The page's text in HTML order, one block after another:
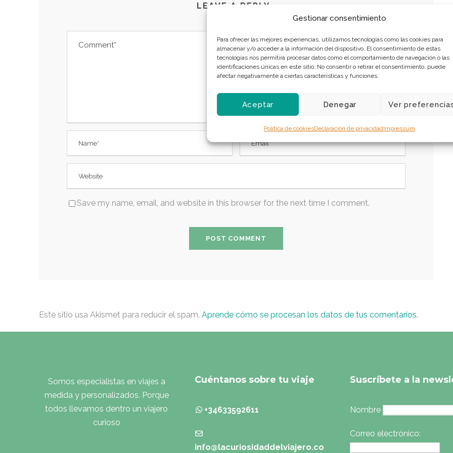
Gestionar consentimiento
Para ofrecer las mejores experiencias, utilizamos tecnologías como las cookies para
almacenar y/o acceder a la información del dispositivo. El consentimiento de estas
tecnologías nos permitirá procesar datos como el comportamiento de navegación o las
identificaciones únicas en este sitio. No consentir o retirar el consentimiento, puede
afectar negativamente a ciertas características y funciones.
Aceptar Denegar Ver
Política de cookiesDeclaración de privacidadImpressum
LEAVE A REPLY
Save my name, email, and website in this browser for the next time I comment.
Este sitio usa Akismet para reducir el spam. Aprende cómo se procesan los datos de tus comentarios.
Somos especialistas en viajes a
medida y personalizados. Porque
todos llevamos dentro un viajero
curioso
Cuéntanos sobre tu viaje
+34633592611
info@lacuriosidaddelviajero.co
Suscríbete a la
Nombre
Correo electrónico: